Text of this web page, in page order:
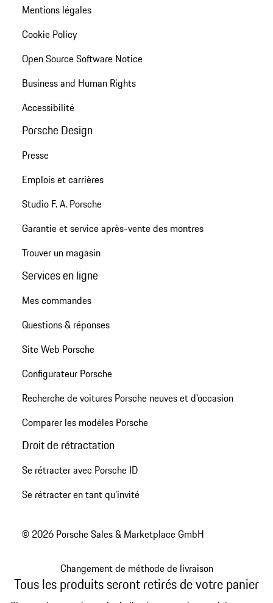
Mentions légales
Cookie Policy
Open Source Software Notice
Business and Human Rights
Accessibilité
Porsche Design
Presse
Emplois et carrières
Studio F. A. Porsche
Garantie et service après-vente des montres
Trouver un magasin
Services en ligne
Mes commandes
Questions & réponses
Site Web Porsche
Configurateur Porsche
Recherche de voitures Porsche neuves et d'occasion
Comparer les modèles Porsche
Droit de rétractation
Se rétracter avec Porsche ID
Se rétracter en tant qu’invité
© 2026 Porsche Sales & Marketplace GmbH
Changement de méthode de livraison
Tous les produits seront retirés de votre panier